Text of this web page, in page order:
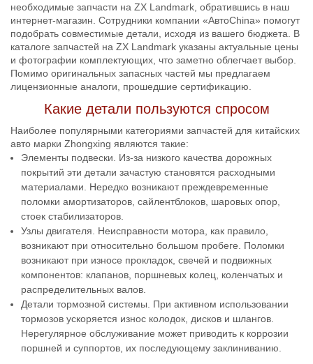
необходимые запчасти на ZX Landmark, обратившись в наш
интернет-магазин. Сотрудники компании «АвтоChina» помогут
подобрать совместимые детали, исходя из вашего бюджета. В
каталоге запчастей на ZX Landmark указаны актуальные цены
и фотографии комплектующих, что заметно облегчает выбор.
Помимо оригинальных запасных частей мы предлагаем
лицензионные аналоги, прошедшие сертификацию.
Какие детали пользуются спросом
Наиболее популярными категориями запчастей для китайских
авто марки Zhongxing являются такие:
Элементы подвески. Из-за низкого качества дорожных
покрытий эти детали зачастую становятся расходными
материалами. Нередко возникают преждевременные
поломки амортизаторов, сайлентблоков, шаровых опор,
стоек стабилизаторов.
Узлы двигателя. Неисправности мотора, как правило,
возникают при относительно большом пробеге. Поломки
возникают при износе прокладок, свечей и подвижных
компонентов: клапанов, поршневых колец, коленчатых и
распределительных валов.
Детали тормозной системы. При активном использовании
тормозов ускоряется износ колодок, дисков и шлангов.
Нерегулярное обслуживание может приводить к коррозии
поршней и суппортов, их последующему заклиниванию.